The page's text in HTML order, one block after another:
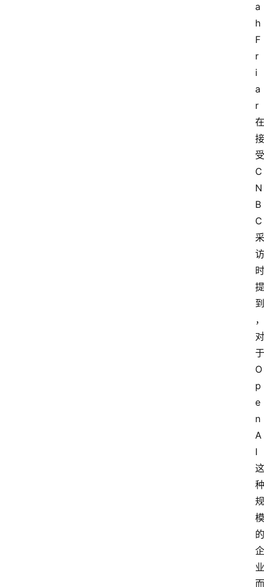
a
h
F
r
i
a
r
在
接
受
C
N
B
C
采
访
时
提
到
，
对
于
O
p
e
n
A
I
这
种
规
模
的
企
业
而